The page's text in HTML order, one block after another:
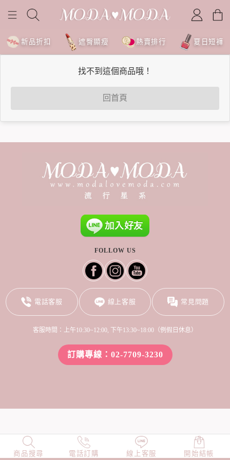
新品折扣 遮臀顯瘦 熱賣排行 夏日短褲
找不到這個商品哦！
回首頁
商品搜尋 電話訂購 線上客服 開始結帳
NEW 店長精選 TOP100 小編穿搭
FOLLOW US
電話客服 線上客服 常見問題
客服時間：上午10:30~12:00, 下午13:30~18:00（例假日休息）
訂購專線：02-7709-3230